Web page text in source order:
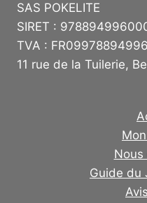
SAS POKELITE
SIRET :
TVA : FR09978894996
11 rue de la Tuilerie,
Guide du